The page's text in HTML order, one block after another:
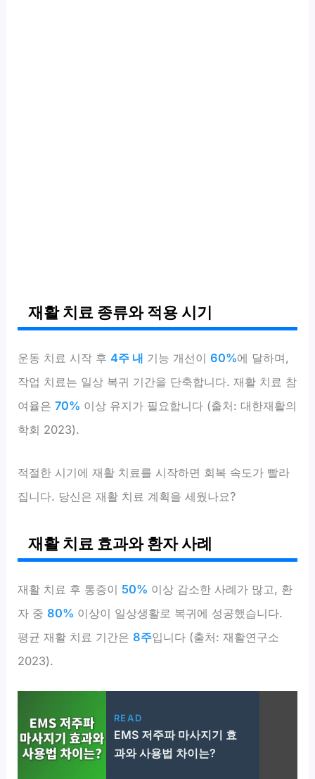
재활 치료 종류와 적용 시기
운동 치료 시작 후4주 내 기능 개선이60%에 달하며,
작업 치료는 일상 복귀 기간을 단축합니다. 재활 치료 참
여율은70% 이상 유지가 필요합니다 (출처: 대한재활의
학회 2023).
적절한 시기에 재활 치료를 시작하면 회복 속도가 빨라
집니다. 당신은 재활 치료 계획을 세웠나요?
재활 치료 효과와 환자 사례
재활 치료 후 통증이 50% 이상 감소한 사례가 많고, 환
자 중80% 이상이 일상생활로 복귀에 성공했습니다.
평균 재활 치료 기간은8주입니다 (출처: 재활연구소
2023).
READ
EMS 저주파 마사지기 효
과와 사용법 차이는?